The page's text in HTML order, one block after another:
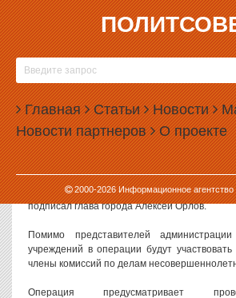
Главная Статьи Новости
Новости партнеров О проекте
2000-2026Информационное агентство
01.06.2026, 11:52
В ЕКАТЕРИНБУРГЕ НАЧАЛАСЬ
«ПОДРОСТОК»
В Екатеринбурге с 1 июня 2026 года
операция «Подросток», которая продлится
Постановление «О проведении
профилактической операции
муниципального образования «город
подписал глава города Алексей Орлов.
Помимо представителей
учреждений в операции будут
члены комиссий по делам
Операция предусматривает